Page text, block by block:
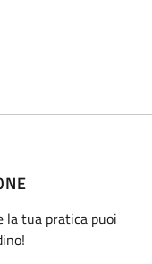
la tua pratica puoi